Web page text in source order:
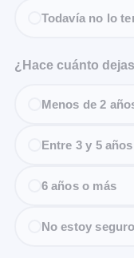
Todavía no lo
¿Hace cuánto
Menos de 2
Entre 3 y 5 años
6 años o más
No estoy seguro